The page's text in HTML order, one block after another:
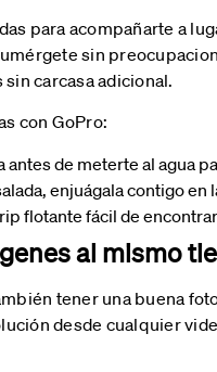
para acompañarte a
sin
carcasa adicional.
con GoPro:
de meterte al agua
enjuágala contigo
flotante fácil de
al mismo
tener una buena
desde cualquier